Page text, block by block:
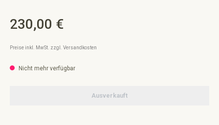
Regulärer Preis:
230,00 €
Preise inkl. MwSt. zzgl. Versandkosten
Nicht mehr verfügbar
Ausverkauft